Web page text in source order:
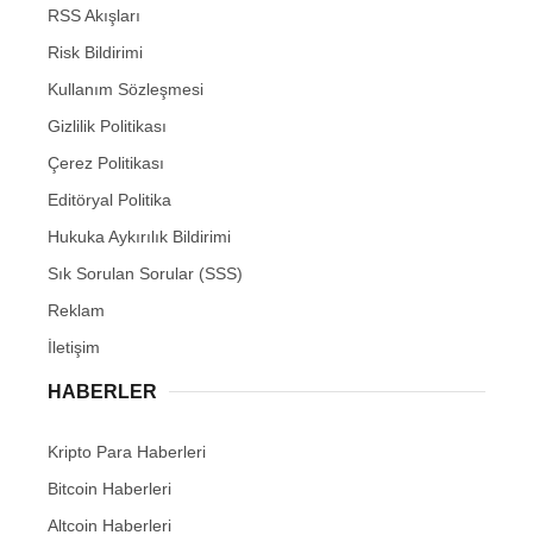
RSS Akışları
Risk Bildirimi
Kullanım Sözleşmesi
Gizlilik Politikası
Çerez Politikası
Editöryal Politika
Hukuka Aykırılık Bildirimi
Sık Sorulan Sorular (SSS)
Reklam
İletişim
HABERLER
Kripto Para Haberleri
Bitcoin Haberleri
Altcoin Haberleri